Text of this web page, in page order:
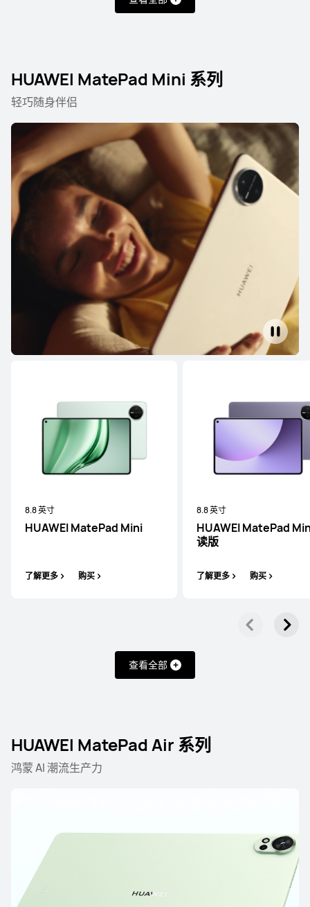
HUAWEI MatePad Mini 系列
轻巧随身伴侣
8.8 英寸
HUAWEI MatePad Mini
了解更多 购买
8.8 英寸
HUAWEI MatePad
读版
了解更多 购买
查看全部
HUAWEI MatePad Air 系列
鸿蒙 AI 潮流生产力